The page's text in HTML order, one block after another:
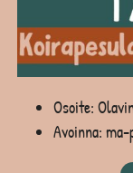
Osoite:
Avoinna: